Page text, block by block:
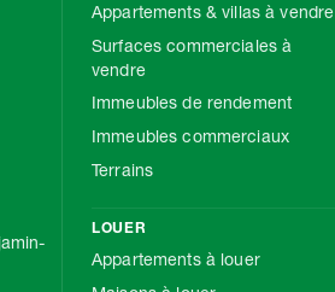
Appartements & villas à vendre
Surfaces commerciales à
vendre
Immeubles de rendement
Immeubles commerciaux
Terrains
LOUER
Appartements à louer